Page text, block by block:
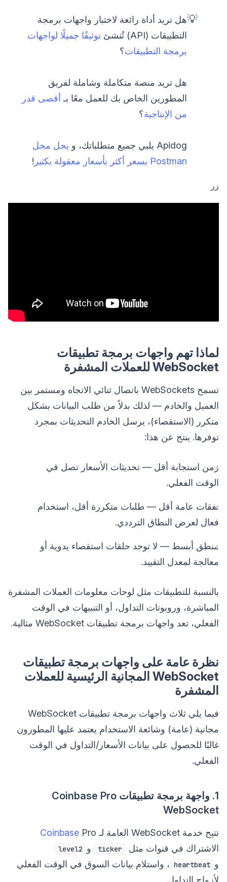
💡هل تريد أداة رائعة لاختبار واجهات برمجة
التطبيقات (API) تُنشئ
توثيقًا جميلًا لواجهات
برمجة التطبيقات؟
هل تريد منصة متكاملة وشاملة لفريق
المطورين الخاص بك للعمل معًا بـ أقصى قدر
من الإنتاجية؟
Apidog يلبي جميع متطلباتك، و
يحل محل
Postman بسعر أكثر بأسعار معقولة بكثير
!
زر
لماذا تهم واجهات برمجة تطبيقات
WebSocket للعملات المشفرة
تسمح WebSockets باتصال ثنائي الاتجاه ومستمر بين
العميل والخادم — لذلك بدلاً من طلب البيانات بشكل
متكرر (الاستقصاء)، يرسل الخادم التحديثات بمجرد
توفرها. ينتج عن هذا:
زمن استجابة أقل — تحديثات الأسعار تصل في
الوقت الفعلي.
نفقات عامة أقل — طلبات متكررة أقل، استخدام
فعال لعرض النطاق الترددي.
منطق أبسط — لا توجد حلقات استقصاء يدوية أو
معالجة لمعدل التقييد.
بالنسبة للتطبيقات مثل لوحات معلومات العملات المشفرة
المباشرة، وروبوتات التداول، أو التنبيهات في الوقت
الفعلي، تعد واجهات برمجة تطبيقات WebSocket مثالية.
نظرة عامة على واجهات برمجة تطبيقات
WebSocket المجانية الرئيسية للعملات
المشفرة
فيما يلي ثلاث واجهات برمجة تطبيقات WebSocket
مجانية (عامة) وشائعة الاستخدام يعتمد عليها المطورون
غالبًا للحصول على بيانات الأسعار/التداول في الوقت
الفعلي.
1. واجهة برمجة تطبيقات Coinbase Pro
WebSocket
تتيح خدمة WebSocket العامة لـ Coinbase Pro
الاشتراك في قنوات مثل
ticker و level2
و heartbeat ، واستلام بيانات السوق في الوقت الفعلي
لأزواج التداول.